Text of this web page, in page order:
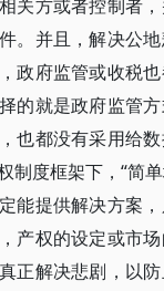
关方或者控制者
。并且，解决公
政府监管或收税
的就是政府监管
也都没有采用给
制度框架下，“简
能提供解决方案
产权的设定或市
正解决悲剧，以